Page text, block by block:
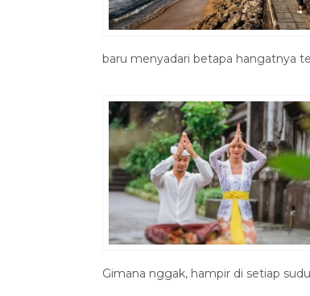
baru menyadari betapa hangatnya
Gimana nggak, hampir di setiap